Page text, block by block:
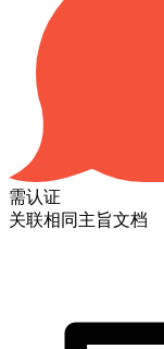
需认证
关联相同主旨文档